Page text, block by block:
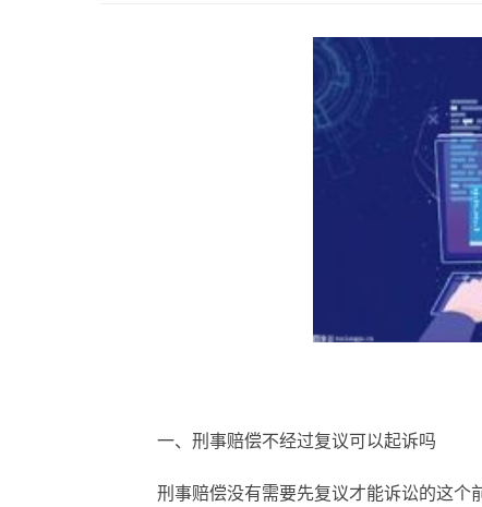
一、刑事赔偿不经过复议可以起诉吗
刑事赔偿没有需要先复议才能诉讼的这个